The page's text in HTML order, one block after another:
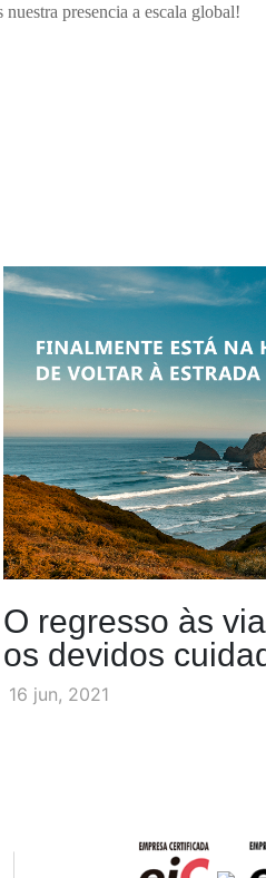
presencia a escala global!
O regresso às
os devidos
16 jun, 2021